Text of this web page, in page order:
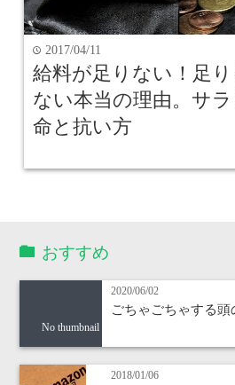
time 2017/04/11
給料が足りない！足
ない本当の理由。サ
命と抗い方
おすすめ
No thumbnail
2020/06/02
ごちゃごちゃする頭
2018/01/06